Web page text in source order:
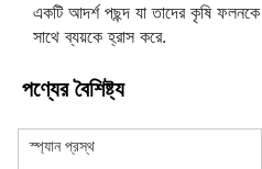
একটি আদর্শ পছন্দ যা তাদের কৃষি
সাথে ব্যয়কে হ্রাস করে.
পণ্যের বৈশিষ্ট্য
স্প্যান প্রস্থ